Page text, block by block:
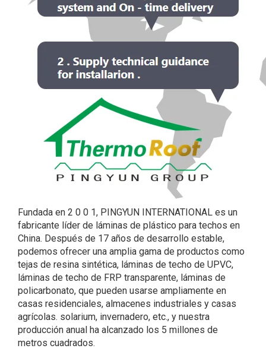
Fundada en 2 0 0 1, PINGYUN INTERNATIONAL es un
fabricante líder de láminas de plástico para techos en
China. Después de 17 años de desarrollo estable,
podemos ofrecer una amplia gama de productos como
tejas de resina sintética, láminas de techo de UPVC,
láminas de techo de FRP transparente, láminas de
policarbonato, que pueden usarse ampliamente en
casas residenciales, almacenes industriales y casas
agrícolas. solarium, invernadero, etc., y nuestra
producción anual ha alcanzado los 5 millones de
metros cuadrados.